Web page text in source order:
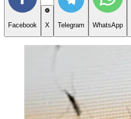
Facebook X Telegram WhatsApp